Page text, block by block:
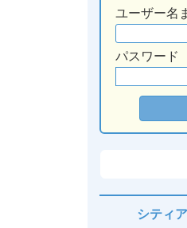
ユーザー名
パスワード
シティ